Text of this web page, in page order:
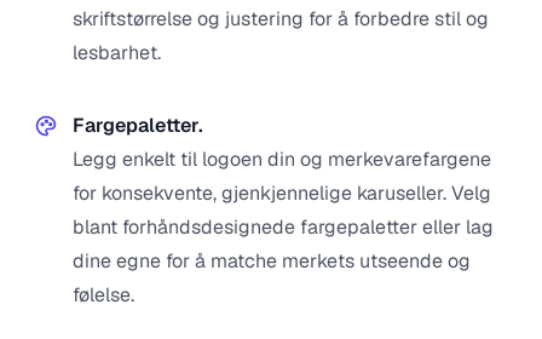
skriftstørrelse og justering for å forbedre stil og
lesbarhet.
Fargepaletter.
Legg enkelt til logoen din og merkevarefargene
for konsekvente, gjenkjennelige karuseller. Velg
blant forhåndsdesignede fargepaletter eller lag
dine egne for å matche merkets utseende og
følelse.